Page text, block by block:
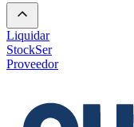
Liquidar
StockSer
Proveedor